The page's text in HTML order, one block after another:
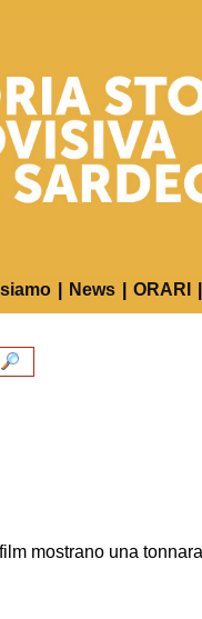
News ORARI
mostrano una